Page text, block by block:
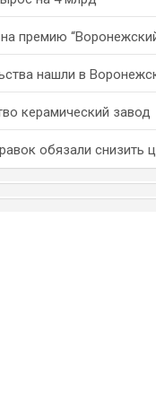
премию
нашли в
керамический завод
обязали снизить